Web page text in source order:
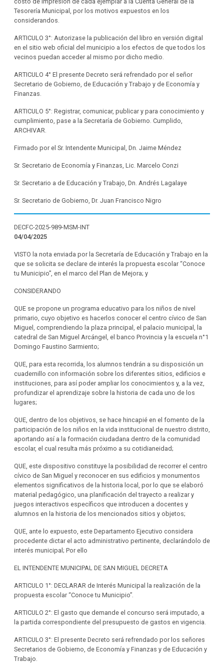
Tesorería Municipal, por los motivos expuestos en los
considerandos.
ARTICULO 3°: Autorizase la publicación del libro en versión digital
en el sitio web oficial del municipio a los efectos de que todos los
vecinos puedan acceder al mismo por dicho medio.
ARTICULO 4° El presente Decreto será refrendado por el señor
Secretario de Gobierno, de Educación y Trabajo y de Economía y
Finanzas.
ARTICULO 5°: Registrar, comunicar, publicar y para conocimiento y
cumplimiento, pase a la Secretaría de Gobierno. Cumplido,
ARCHIVAR.
Firmado por el Sr. Intendente Municipal, Dn. Jaime Méndez
Sr. Secretario de Economía y Finanzas, Lic. Marcelo Conzi
Sr. Secretario a de Educación y Trabajo, Dn. Andrés Lagalaye
Sr. Secretario de Gobierno, Dr. Juan Francisco Nigro
DECFC-2025-989-MSM-INT
04/04/2025
VISTO la nota enviada por la Secretaría de Educación y Trabajo en la
que se solicita se declare de interés la propuesta escolar “Conoce
tu Municipio”, en el marco del Plan de Mejora; y
CONSIDERANDO
QUE se propone un programa educativo para los niños de nivel
primario, cuyo objetivo es hacerlos conocer el centro cívico de San
Miguel, comprendiendo la plaza principal, el palacio municipal, la
catedral de San Miguel Arcángel, el banco Provincia y la escuela n°1
Domingo Faustino Sarmiento;
QUE, para esta recorrida, los alumnos tendrán a su disposición un
cuadernillo con información sobre los diferentes sitios, edificios e
instituciones, para así poder ampliar los conocimientos y, a la vez,
profundizar el aprendizaje sobre la historia de cada uno de los
lugares;
QUE, dentro de los objetivos, se hace hincapié en el fomento de la
participación de los niños en la vida institucional de nuestro distrito,
aportando así a la formación ciudadana dentro de la comunidad
escolar, el cual resulta más próximo a su cotidianeidad;
QUE, este dispositivo constituye la posibilidad de recorrer el centro
cívico de San Miguel y reconocer en sus edificios y monumentos
elementos significativos de la historia local, por lo que se elaboró
material pedagógico, una planificación del trayecto a realizar y
juegos interactivos específicos que introducen a docentes y
alumnos en la historia de los mencionados sitios y objetos;
QUE, ante lo expuesto, este Departamento Ejecutivo considera
procedente dictar el acto administrativo pertinente, declarándolo de
interés municipal; Por ello
EL INTENDENTE MUNICIPAL DE SAN MIGUEL DECRETA
ARTICULO 1°: DECLARAR de Interés Municipal la realización de la
propuesta escolar “Conoce tu Municipio”.
ARTICULO 2°: El gasto que demande el concurso será imputado, a
la partida correspondiente del presupuesto de gastos en vigencia.
ARTICULO 3°: El presente Decreto será refrendado por los señores
Secretarios de Gobierno, de Economía y Finanzas y de Educación y
Trabajo.